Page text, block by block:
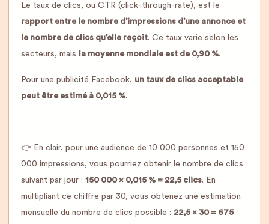
Le taux de clics, ou CTR (click-through-rate), est le
rapport entre le nombre d’impressions d’une annonce et
le nombre de clics qu’elle reçoit. Ce taux varie selon les
secteurs, mais
la moyenne mondiale est de 0,90 %.
Pour une publicité Facebook, un taux de clics acceptable
peut être estimé à 0,015 %.
👉 En clair, pour une audience de 10 000 personnes et 150
000 impressions, vous pourriez obtenir le nombre de clics
suivant par jour : 150 000 x 0,015 % = 22,5 clics. En
multipliant ce chiffre par 30, vous obtenez une estimation
mensuelle du nombre de clics possible : 22,5 x 30 = 675